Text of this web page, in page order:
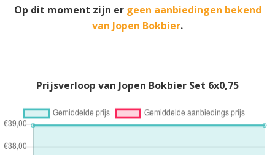
Op dit moment zijn er geen aanbiedingen bekend
van Jopen Bokbier.
Prijsverloop van Jopen Bokbier Set 6x0,75